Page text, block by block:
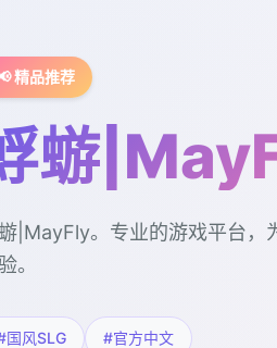
精品推荐
蝣
|MayFly。专业的游戏平台，
。
国风SLG #官方中文